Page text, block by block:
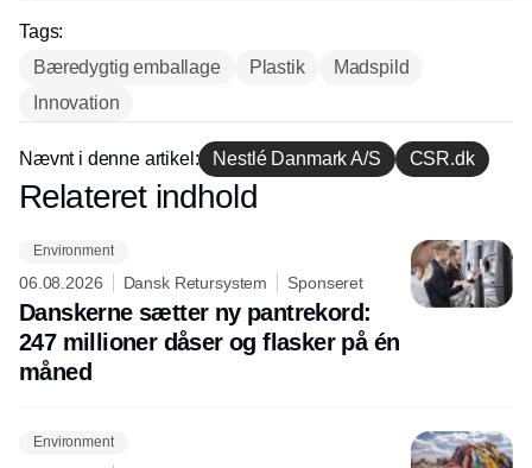
Tags:
Bæredygtig emballage
Plastik
Madspild
Innovation
Nævnt i denne artikel: Nestlé Danmark A/S CSR.dk
Annonce
Relateret indhold
Environment
06.08.2026 Dansk Retursystem Sponseret
Danskerne sætter ny pantrekord:
247 millioner dåser og flasker på én
måned
Environment